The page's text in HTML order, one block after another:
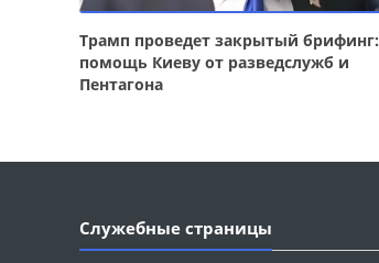
Трамп проведет закрытый брифинг:
помощь Киеву от разведслужб и
Пентагона
Служебные страницы